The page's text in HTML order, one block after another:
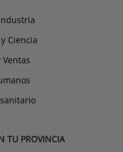
Ciencia
TU PROVINCIA